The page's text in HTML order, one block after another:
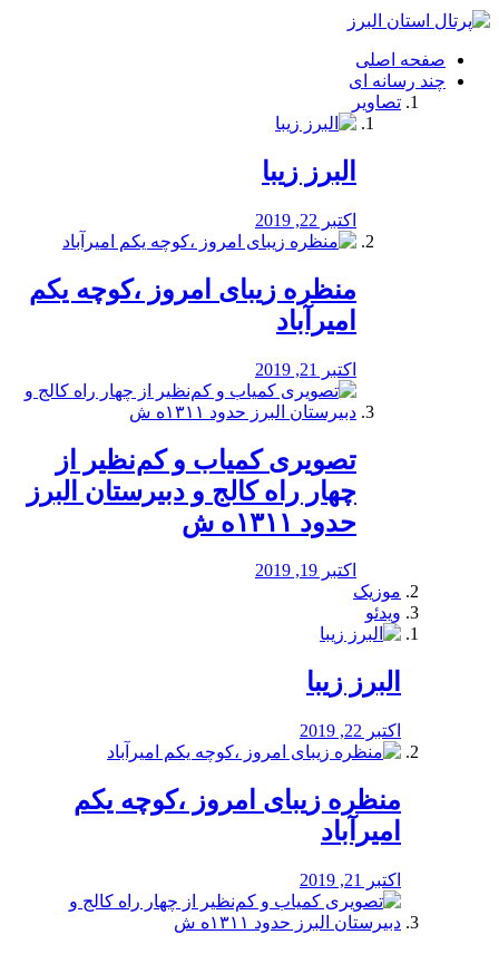
فصد
شرق
تهران
خشکشویی
صفحه اصلی
چند رسانه ای
تصاویر
البرز زیبا
اکتبر 22, 2019
منظره‌‌ زیبای امروز ،کوچه یکم
امیرآباد
اکتبر 21, 2019
️تصویری کمیاب و کم‌نظیر از
چهار راه كالج و دبيرستان البرز
حدود ۱۳۱۱ه ش
اکتبر 19, 2019
موزیک
ویدئو
البرز زیبا
اکتبر 22, 2019
منظره‌‌ زیبای امروز ،کوچه یکم
امیرآباد
اکتبر 21, 2019